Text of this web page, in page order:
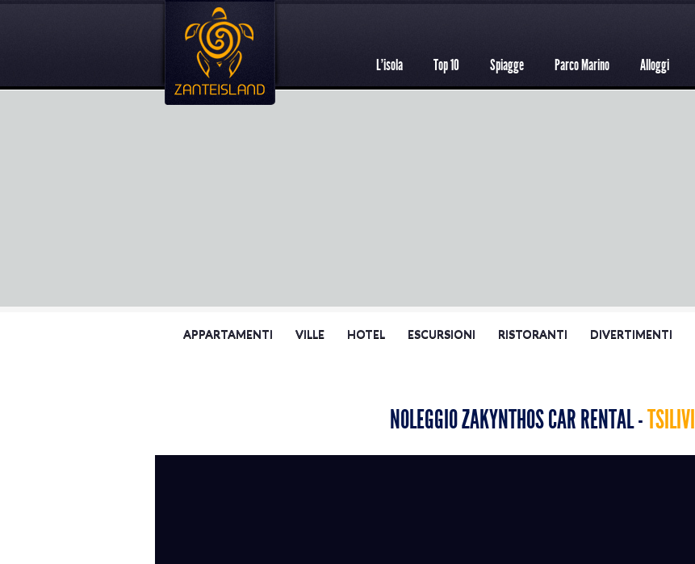
L'isola Top 10 Spiagge Parco Marino Alloggi
APPARTAMENTI VILLE HOTEL ESCURSIONI RISTORANTI DIVERTIMENTI
NOLEGGIO ZAKYNTHOS CAR RENTAL -TSILIVI